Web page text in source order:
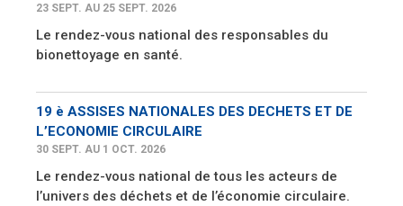
23 SEPT. AU 25 SEPT. 2026
Le rendez-vous national des responsables du
bionettoyage en santé.
19 è ASSISES NATIONALES DES DECHETS ET DE
L’ECONOMIE CIRCULAIRE
30 SEPT. AU 1 OCT. 2026
Le rendez-vous national de tous les acteurs de
l’univers des déchets et de l’économie circulaire.